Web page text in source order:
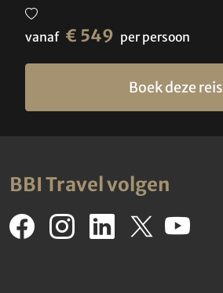
vanaf € 549 per persoon
Boek deze reis
BBI Travel volgen